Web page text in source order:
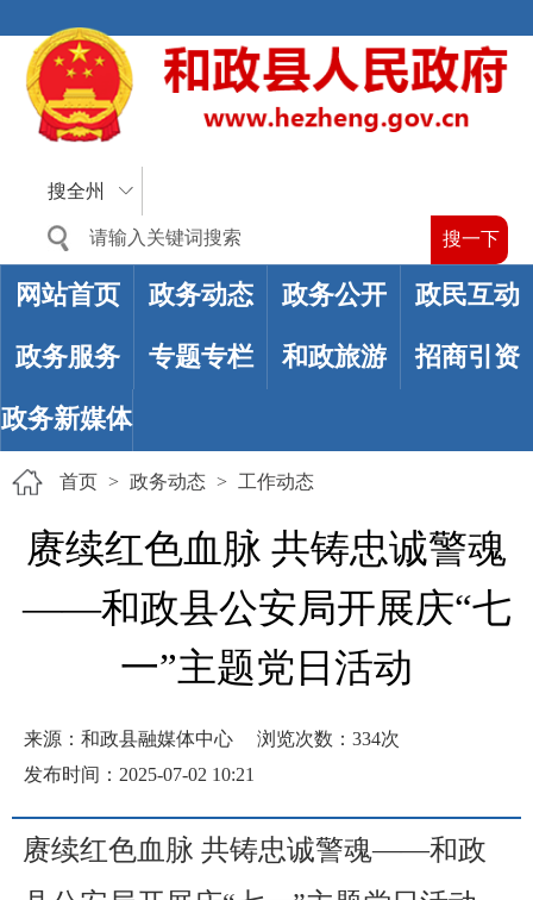
搜全州
网站首页 政务动态 政务公开 政民互动
政务服务 专题专栏 和政旅游 招商引资
政务新媒体
首页 > 政务动态 > 工作动态
赓续红色血脉 共铸忠诚警魂
——和政县公安局开展庆“七
一”主题党日活动
来源：和政县融媒体中心 浏览次数： 334次
发布时间：2025-07-02 10:21
赓续红色血脉 共铸忠诚警魂——和政